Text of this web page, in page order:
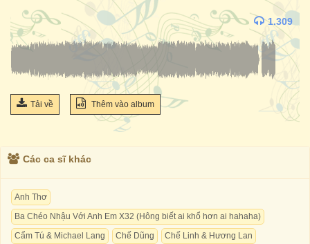
1.309
Tải về Thêm vào album
Các ca sĩ khác
Anh Thơ
Ba Chéo Nhậu Với Anh Em X32 (Hông biết ai khổ hơn ai hahaha)
Cẩm Tú & Michael Lang
Chế Dũng
Chế Linh & Hương Lan